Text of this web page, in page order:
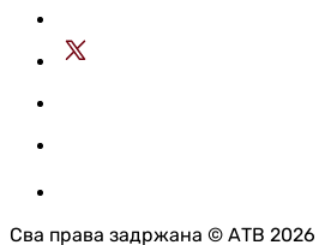
Сва права задржана © АТВ 2026